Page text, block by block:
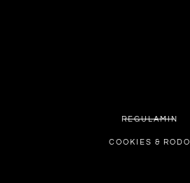
REGULAMIN
COOKIES & RODO